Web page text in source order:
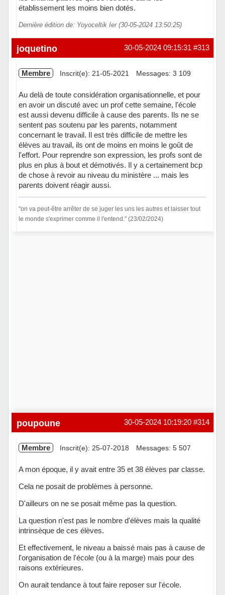
établissement les moins bien dotés.
Dernière édition de: Yoyoceltik Ier (30-05-2024 13:50:25)
#313
30-05-2024 09:15:31
joquetino
Membre Inscrit(e): 21-05-2021 Messages: 3 109
Au delà de toute considération organisationnelle, et pour
en avoir un discuté avec un prof cette semaine, l'école
est aussi devenu difficile à cause des parents. Ils ne se
sentent pas soutenu par les parents, notamment
concernant le travail. Il est très difficile de mettre les
élèves au travail, ils ont de moins en moins le goût de
l'effort. Pour reprendre son expression, les profs sont de
plus en plus à bout et démotivés. Il y a certainement bcp
de chose à revoir au niveau du ministère ... mais les
parents doivent réagir aussi.
"on va peut-être arrêter de se juger les uns les autres et laisser tout
le monde s'exprimer comme il l'entend." (23/02/2024)
#314
30-05-2024 10:19:20
poupoune
Membre Inscrit(e): 25-07-2018 Messages: 5 507
A mon époque, il y avait entre 35 et 38 élèves par classe.
Cela ne posait de problèmes à personne.
D'ailleurs on ne se posait même pas la question.
La question n'est pas le nombre d'élèves mais la qualité
intrinsèque de ces élèves.
Et effectivement, le niveau a baissé mais pas à cause de
l'organisation de l'école (ou à la marge) mais pour des
raisons extérieures.
On aurait tendance à tout faire reposer sur l'école.